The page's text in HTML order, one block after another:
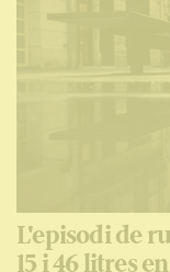
L'episodi de
15 i 46 litres